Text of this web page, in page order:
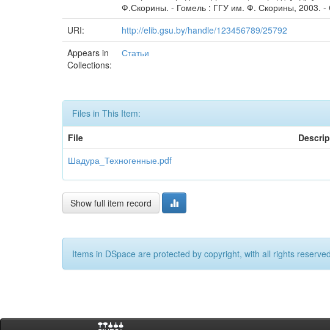
Ф.Скорины. - Гомель : ГГУ им. Ф. Скорины, 2003. -
URI:
http://elib.gsu.by/handle/123456789/25792
Appears in
Collections:
Статьи
Files in This Item:
File
Шадура_Техногенные.pdf
Show full item record
Items in DSpace are protected by copyright, with all rights